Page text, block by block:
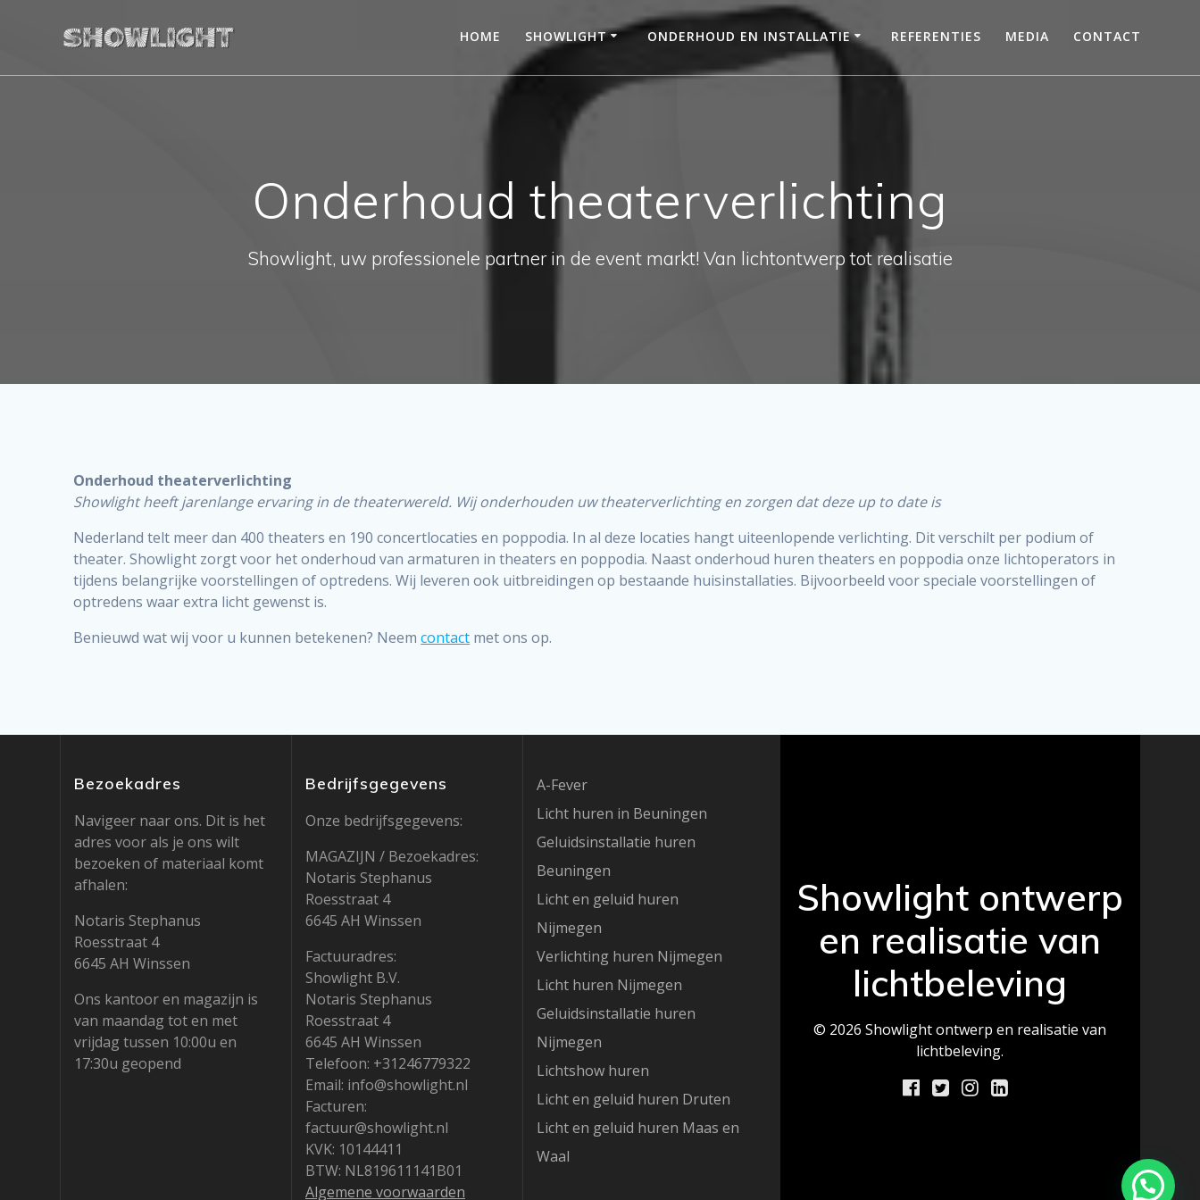
inhoud
HOME SHOWLIGHT ONDERHOUD EN INSTALLATIE REFERENTIES MEDIA CONTACT
Onderhoud theaterverlichting
Showlight, uw professionele partner in de event markt! Van lichtontwerp tot realisatie
Onderhoud theaterverlichting
Showlight heeft jarenlange ervaring in de theaterwereld. Wij onderhouden uw theaterverlichting en zorgen dat deze up to date is
Nederland telt meer dan 400 theaters en 190 concertlocaties en poppodia. In al deze locaties hangt uiteenlopende verlichting. Dit verschilt per podium of
theater. Showlight zorgt voor het onderhoud van armaturen in theaters en poppodia. Naast onderhoud huren theaters en poppodia onze lichtoperators in
tijdens belangrijke voorstellingen of optredens. Wij leveren ook uitbreidingen op bestaande huisinstallaties. Bijvoorbeeld voor speciale voorstellingen of
optredens waar extra licht gewenst is.
Benieuwd wat wij voor u kunnen betekenen? Neemcontact met ons op.
Bezoekadres
Navigeer naar ons. Dit is het
adres voor als je ons wilt
bezoeken of materiaal komt
afhalen:
Notaris Stephanus
Roesstraat 4
6645 AH Winssen
Ons kantoor en magazijn is
van maandag tot en met
vrijdag tussen 10:00u en
17:30u geopend
Bedrijfsgegevens
Onze bedrijfsgegevens:
MAGAZIJN / Bezoekadres:
Notaris Stephanus
Roesstraat 4
6645 AH Winssen
Factuuradres:
Showlight B.V.
Notaris Stephanus
Roesstraat 4
6645 AH Winssen
Telefoon: +31246779322
Email: info@showlight.nl
Facturen:
factuur@showlight.nl
KVK: 10144411
BTW: NL819611141B01
Algemene voorwaarden
A-Fever
Licht huren in Beuningen
Geluidsinstallatie huren
Beuningen
Licht en geluid huren
Nijmegen
Verlichting huren Nijmegen
Licht huren Nijmegen
Geluidsinstallatie huren
Nijmegen
Lichtshow huren
Licht en geluid huren Druten
Licht en geluid huren Maas en
Waal
Showlight ontwerp
en realisatie van
lichtbeleving
© 2026 Showlight ontwerp en realisatie van
lichtbeleving.